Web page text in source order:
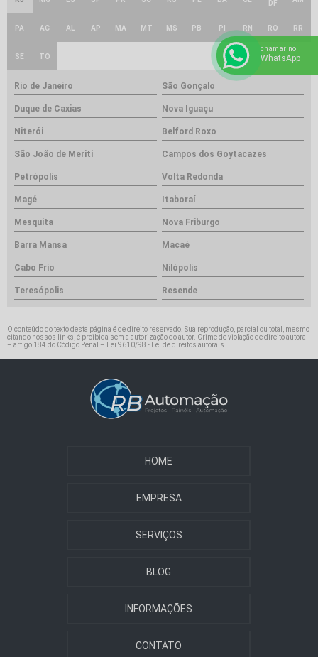
DF
PA AC AL AP MA MT MS PB PI RN RO RR
SE TO
Rio de Janeiro São Gonçalo
Duque de Caxias Nova Iguaçu
Niterói Belford Roxo
São João de Meriti Campos dos Goytacazes
Petrópolis Volta Redonda
Magé Itaboraí
Mesquita Nova Friburgo
Barra Mansa Macaé
Cabo Frio Nilópolis
Teresópolis Resende
O conteúdo do texto desta página é de direito reservado. Sua reprodução, parcial ou total, mesmo
citando nossos links, é proibida sem a autorização do autor. Crime de violação de direito autoral
– artigo 184 do Código Penal – Lei 9610/98 - Lei de direitos autorais.
HOME
EMPRESA
SERVIÇOS
BLOG
INFORMAÇÕES
CONTATO
chamar no
WhatsApp